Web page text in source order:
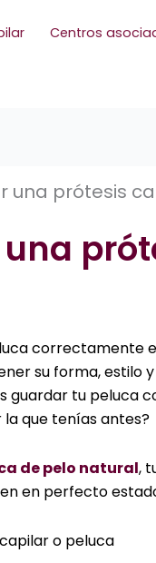
Centros
una prótesis
correctamente
su forma, estilo
guardar tu peluca
que tenías antes?
de pelo natural,
en perfecto
o peluca